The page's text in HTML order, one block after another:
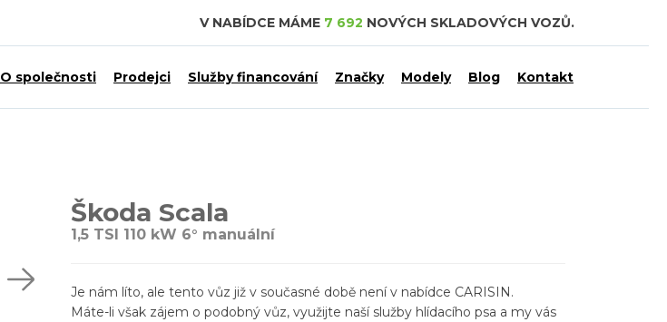
V NABÍDCE MÁME 7 692 NOVÝCH SKLADOVÝCH VOZŮ.
O společnosti Prodejci Služby financování Značky Modely Blog Kontakt
Škoda Scala
1,5 TSI 110 kW 6° manuální
Je nám líto, ale tento vůz již v současné době není v nabídce CARISIN.
Máte-li však zájem o podobný vůz, využijte naší služby hlídacího psa a my vás